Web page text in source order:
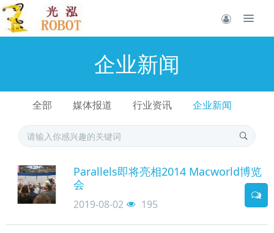
企业新闻
全部 媒体报道 行业资讯 企业新闻
Parallels即将亮相2014 Macworld博览
会
2019-08-02 195